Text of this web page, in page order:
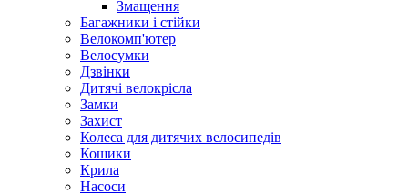
Змащення
Багажники і стійки
Велокомп'ютер
Велосумки
Дзвінки
Дитячі велокрісла
Замки
Захист
Колеса для дитячих велосипедів
Кошики
Крила
Насоси